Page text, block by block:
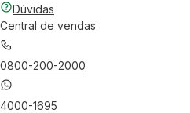
Dúvidas
Central de vendas
0800-200-2000
4000-1695